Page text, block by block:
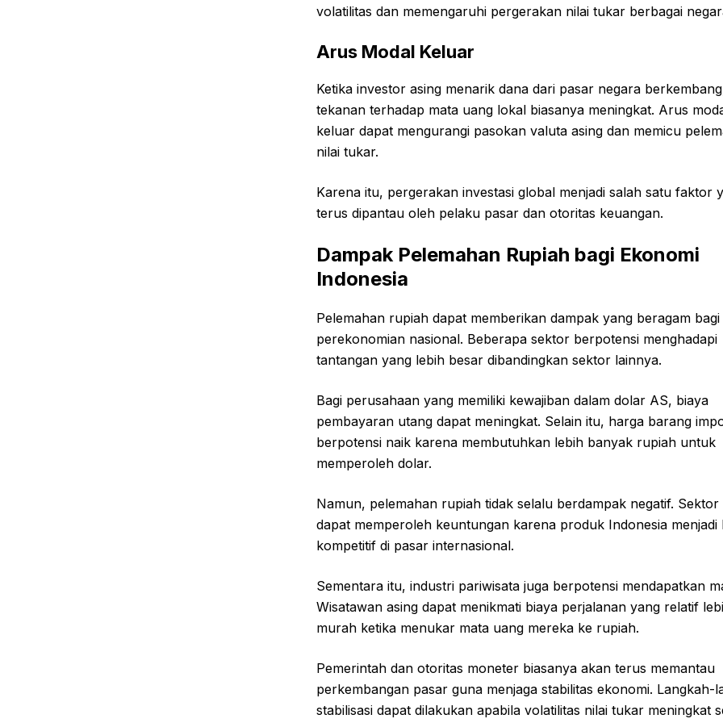
volatilitas dan memengaruhi pergerakan nilai tukar berbagai
Arus Modal Keluar
Ketika investor asing menarik dana dari pasar negara
tekanan terhadap mata uang lokal biasanya meningkat. Arus
keluar dapat mengurangi pasokan valuta asing dan memicu
nilai tukar.
Karena itu, pergerakan investasi global menjadi salah satu faktor
terus dipantau oleh pelaku pasar dan otoritas keuangan.
Dampak Pelemahan Rupiah bagi Ekonomi
Indonesia
Pelemahan rupiah dapat memberikan dampak yang beragam bagi
perekonomian nasional. Beberapa sektor berpotensi menghadapi
tantangan yang lebih besar dibandingkan sektor lainnya.
Bagi perusahaan yang memiliki kewajiban dalam dolar AS, biaya
pembayaran utang dapat meningkat. Selain itu, harga barang
berpotensi naik karena membutuhkan lebih banyak rupiah untuk
memperoleh dolar.
Namun, pelemahan rupiah tidak selalu berdampak negatif.
dapat memperoleh keuntungan karena produk Indonesia menjadi
kompetitif di pasar internasional.
Sementara itu, industri pariwisata juga berpotensi mendapatkan
Wisatawan asing dapat menikmati biaya perjalanan yang relatif
murah ketika menukar mata uang mereka ke rupiah.
Pemerintah dan otoritas moneter biasanya akan terus memantau
perkembangan pasar guna menjaga stabilitas ekonomi. Langkah-
stabilisasi dapat dilakukan apabila volatilitas nilai tukar meningkat